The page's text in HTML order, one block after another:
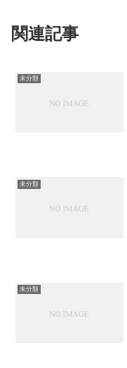
関連記事
未分類
未分類
未分類